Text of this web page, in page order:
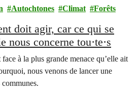
Autochtones Climat Forêts
doit agir, car ce qui se
nous concerne tou·te·s
à la plus grande menace qu’elle ait
nous venons de lancer une